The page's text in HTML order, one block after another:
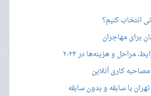
انتخاب کنیم؟
برای مهاجران
مراحل و هزینه‌ها در ۲۰۲۴
با سابقه و بدون سابقه